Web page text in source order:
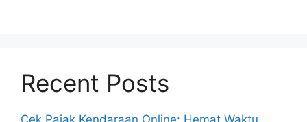
Recent Posts
Cek Pajak Kendaraan Online: Hemat Waktu,